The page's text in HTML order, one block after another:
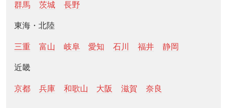
群馬
茨城 長野
東海・北陸
三重 富山 岐阜 愛知 石川 福井 静岡
近畿
京都 兵庫 和歌山 大阪 滋賀 奈良